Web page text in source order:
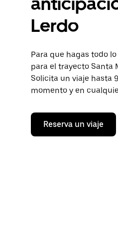
Lerdo
Para que hagas todo
para el trayecto Santa
Solicita un viaje hasta
momento y en
Reserva un viaje